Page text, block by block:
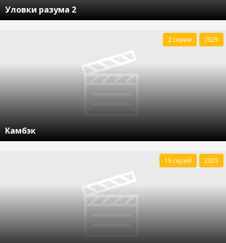
Уловки разума 2
Камбэк
2 серии 2025
16 серий 2025